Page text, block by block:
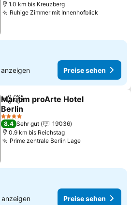
1.0 km bis Kreuzberg
Ruhige Zimmer mit Innenhofblick
anzeigen Preise sehen
TeilenZu Favoriten hinzufügen
Maritim proArte Hotel
Berlin
Preise sehen
4 Sterne
8.4 Sehr gut
19’036
0.9 km bis Reichstag
Prime zentrale Berlin LagePreise sehen
anzeigen Preise sehen